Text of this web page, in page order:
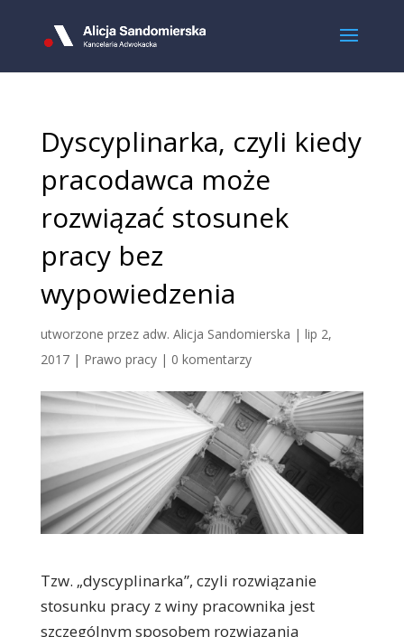
Dyscyplinarka, czyli kiedy
pracodawca może
rozwiązać stosunek
pracy bez
wypowiedzenia
utworzone przez adw. Alicja Sandomierska | lip 2,
2017| Prawo pracy| 0 komentarzy
Tzw. „dyscyplinarka”, czyli rozwiązanie
stosunku pracy z winy pracownika jest
szczególnym sposobem rozwiązania